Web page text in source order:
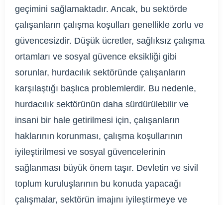
geçimini sağlamaktadır. Ancak, bu sektörde
çalışanların çalışma koşulları genellikle zorlu ve
güvencesizdir. Düşük ücretler, sağlıksız çalışma
ortamları ve sosyal güvence eksikliği gibi
sorunlar, hurdacılık sektöründe çalışanların
karşılaştığı başlıca problemlerdir. Bu nedenle,
hurdacılık sektörünün daha sürdürülebilir ve
insani bir hale getirilmesi için, çalışanların
haklarının korunması, çalışma koşullarının
iyileştirilmesi ve sosyal güvencelerinin
sağlanması büyük önem taşır. Devletin ve sivil
toplum kuruluşlarının bu konuda yapacağı
çalışmalar, sektörün imajını iyileştirmeye ve